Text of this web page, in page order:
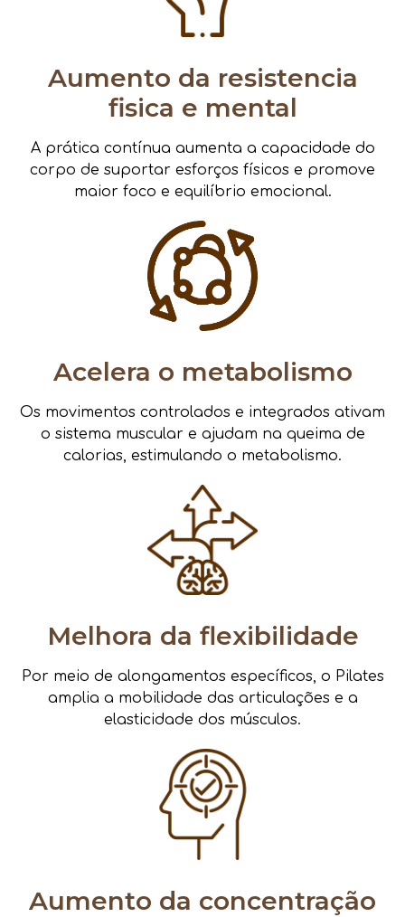
Aumento da resistencia
fisica e mental
A prática contínua aumenta a capacidade do
corpo de suportar esforços físicos e promove
maior foco e equilíbrio emocional.
Acelera o metabolismo
Os movimentos controlados e integrados ativam
o sistema muscular e ajudam na queima de
calorias, estimulando o metabolismo.
Melhora da flexibilidade
Por meio de alongamentos específicos, o Pilates
amplia a mobilidade das articulações e a
elasticidade dos músculos.
Aumento da concentração